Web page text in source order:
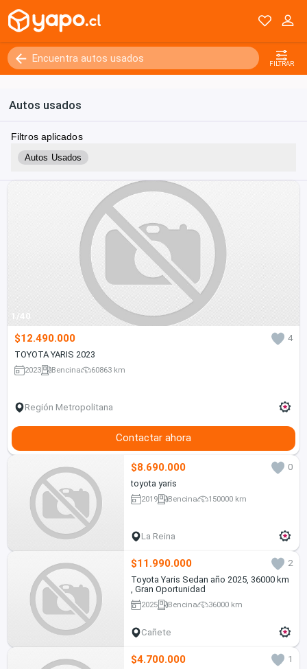
FILTRAR
Autos usados
Filtros aplicados
Autos Usados
1/40
$12.490.000
4
TOYOTA YARIS 2023
2023 Bencina 60863 km
Región Metropolitana
Contactar ahora
$8.690.000
0
toyota yaris
2019 Bencina 150000 km
La Reina
$11.990.000
2
Toyota Yaris Sedan año 2025, 36000 km
, Gran Oportunidad
2025 Bencina 36000 km
Cañete
$4.700.000
1